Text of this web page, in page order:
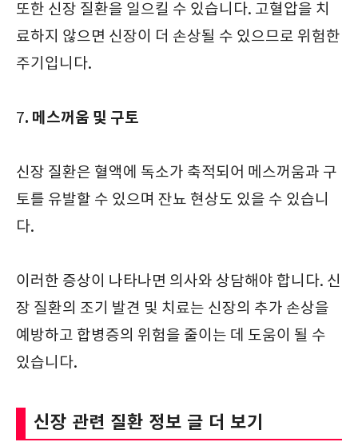
또한 신장 질환을 일으킬 수 있습니다. 고혈압을 치
료하지 않으면 신장이 더 손상될 수 있으므로 위험한
주기입니다.
7. 메스꺼움 및 구토
신장 질환은 혈액에 독소가 축적되어 메스꺼움과 구
토를 유발할 수 있으며 잔뇨 현상도 있을 수 있습니
다.
이러한 증상이 나타나면 의사와 상담해야 합니다. 신
장 질환의 조기 발견 및 치료는 신장의 추가 손상을
예방하고 합병증의 위험을 줄이는 데 도움이 될 수
있습니다.
신장 관련 질환 정보 글 더 보기